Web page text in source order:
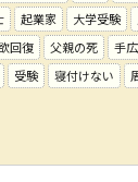
起業家 大学受験
回復 父親の死 手
受験 寝付けない